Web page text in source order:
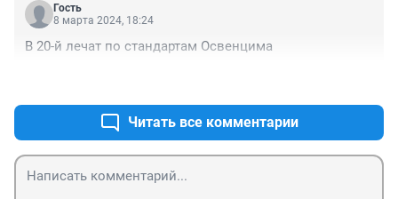
Гость
8 марта 2024, 18:24
В 20-й лечат по стандартам Освенцима
Читать все комментарии